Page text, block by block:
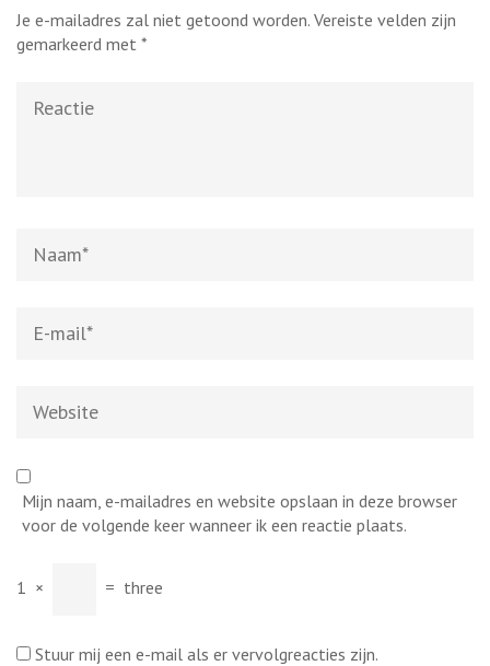
Je e-mailadres zal niet getoond worden. Vereiste velden zijn
gemarkeerd met *
mail*
Mijn naam, e-mailadres en website opslaan in deze browser
voor de volgende keer wanneer ik een reactie plaats.
1 × = three
Stuur mij een e-mail als er vervolgreacties zijn.